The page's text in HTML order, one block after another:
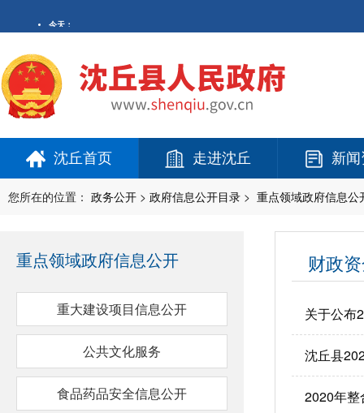
沈丘首页 走进沈丘 新
您所在的位置： 政务公开 > 政府信息公开目录 > 重点领域政府信息公
重点领域政府信息公开
重大建设项目信息公开
公共文化服务
食品药品安全信息公开
财政
关于公布
沈丘县
2020年